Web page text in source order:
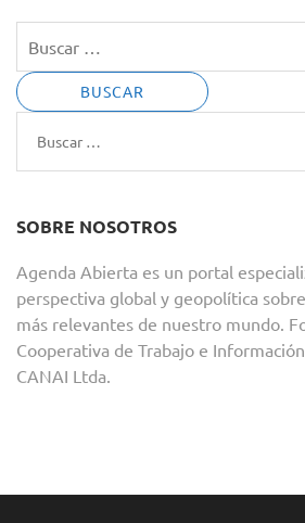
Buscar:
SOBRE NOSOTROS
Agenda Abierta es un portal
perspectiva global y geopolítica
más relevantes de nuestro mundo.
Cooperativa de Trabajo e
CANAI Ltda.